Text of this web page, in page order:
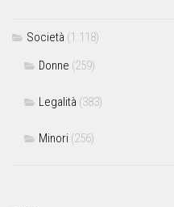
Società (1.118)
Donne (259)
Legalità (383)
Minori (256)